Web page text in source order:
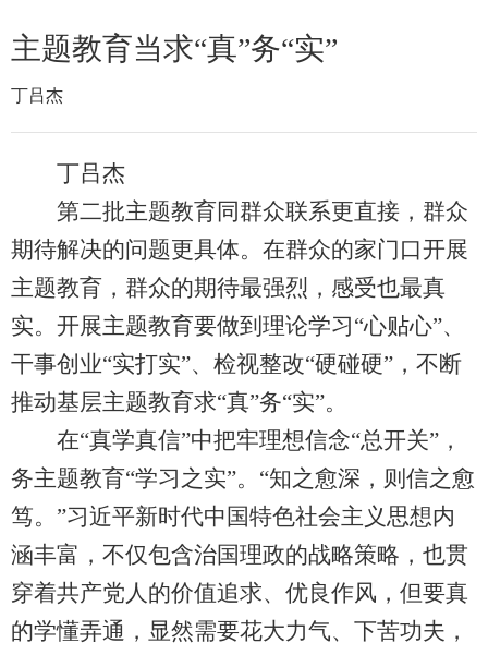
主题教育当求“真”务“实”
丁吕杰
丁吕杰
第二批主题教育同群众联系更直接，群众
期待解决的问题更具体。在群众的家门口开展
主题教育，群众的期待最强烈，感受也最真
实。开展主题教育要做到理论学习“心贴心”、
干事创业“实打实”、检视整改“硬碰硬”，不断
推动基层主题教育求“真”务“实”。
在“真学真信”中把牢理想信念“总开关”，
务主题教育“学习之实”。“知之愈深，则信之愈
笃。”习近平新时代中国特色社会主义思想内
涵丰富，不仅包含治国理政的战略策略，也贯
穿着共产党人的价值追求、优良作风，但要真
的学懂弄通，显然需要花大力气、下苦功夫，